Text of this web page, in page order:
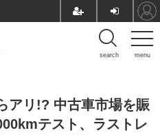
menu
search
アリ!? 中古車市場を賑
テスト、ラストレ